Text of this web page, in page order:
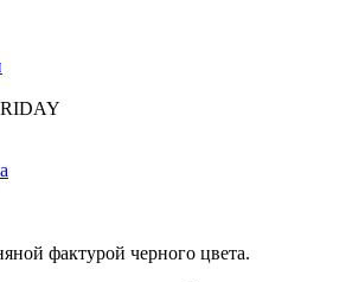
фактурой черного цвета.